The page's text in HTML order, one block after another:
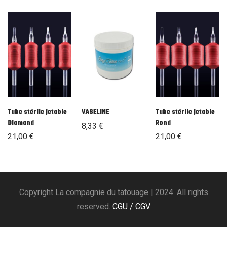
Tube stérile jetable
Diamand
21,00 €
VASELINE
8,33 €
Tube stérile jetable
Rond
21,00 €
Copyright La compagnie du tatouage | 2024. All rights
reserved. CGU / CGV